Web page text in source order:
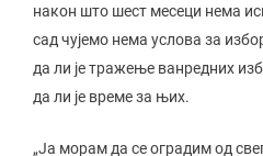
након што шест месеци нема
сад чујемо нема услова за
да ли је тражење ванредних
да ли је време за њих.
„Ја морам да се оградим од